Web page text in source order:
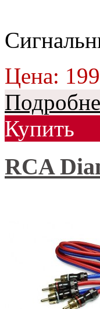
Цена:
Купить
RCA